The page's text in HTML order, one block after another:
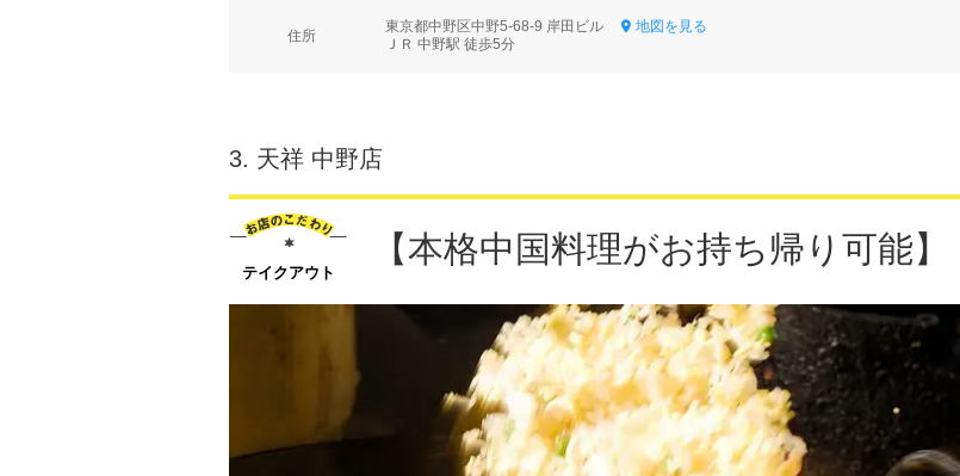
住所
東京都中野区中野5-68-9 岸田ビル
地図を見る
ＪＲ 中野駅 徒歩5分
3. 天祥 中野店
テイクアウト
【本格中国料理がお持ち帰り可能】